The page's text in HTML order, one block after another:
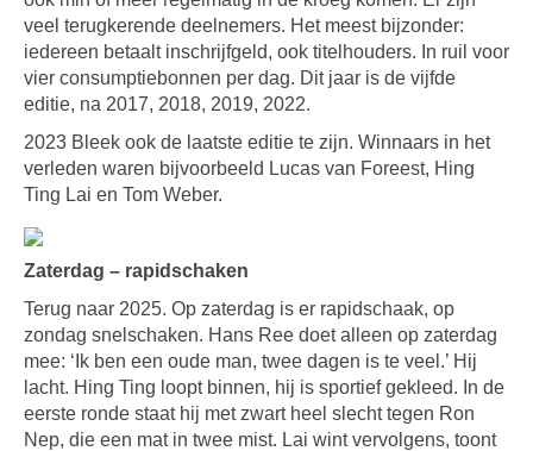
veel terugkerende deelnemers. Het meest bijzonder:
iedereen betaalt inschrijfgeld, ook titelhouders. In ruil voor
vier consumptiebonnen per dag. Dit jaar is de vijfde
editie, na 2017, 2018, 2019, 2022.
2023 Bleek ook de laatste editie te zijn. Winnaars in het
verleden waren bijvoorbeeld Lucas van Foreest, Hing
Ting Lai en Tom Weber.
Zaterdag – rapidschaken
Terug naar 2025. Op zaterdag is er rapidschaak, op
zondag snelschaken. Hans Ree doet alleen op zaterdag
mee: ‘Ik ben een oude man, twee dagen is te veel.’ Hij
lacht. Hing Ting loopt binnen, hij is sportief gekleed. In de
eerste ronde staat hij met zwart heel slecht tegen Ron
Nep, die een mat in twee mist. Lai wint vervolgens, toont